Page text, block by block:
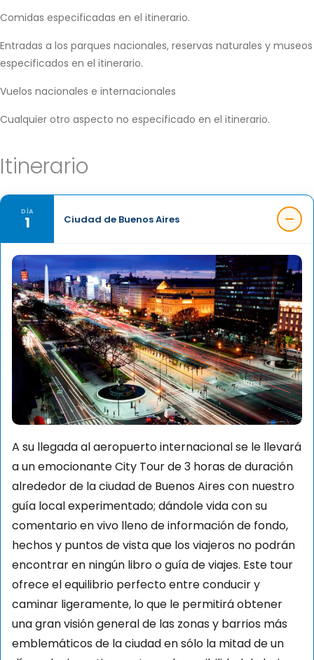
Comidas especificadas en el itinerario.
Entradas a los parques nacionales, reservas naturales y museos
especificados en el itinerario.
Vuelos nacionales e internacionales
Cualquier otro aspecto no especificado en el itinerario.
Itinerario
DÍA
1 Ciudad de Buenos Aires
A su llegada al aeropuerto internacional se le llevará
a un emocionante City Tour de 3 horas de duración
alrededor de la ciudad de Buenos Aires con nuestro
guía local experimentado; dándole vida con su
comentario en vivo lleno de información de fondo,
hechos y puntos de vista que los viajeros no podrán
encontrar en ningún libro o guía de viajes. Este tour
ofrece el equilibrio perfecto entre conducir y
caminar ligeramente, lo que le permitirá obtener
una gran visión general de las zonas y barrios más
emblemáticos de la ciudad en sólo la mitad de un